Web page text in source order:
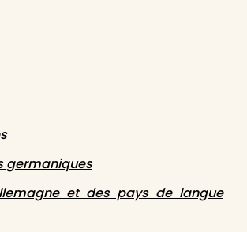
germaniques
et des pays de langue